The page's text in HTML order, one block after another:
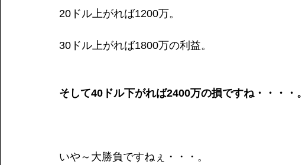
20ドル上がれば1200万。
30ドル上がれば1800万の利益。
そして40ドル下がれば2400万の損ですね・・・・。
いや～大勝負ですねぇ・・・。